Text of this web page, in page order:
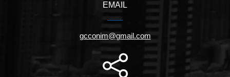
EMAIL
gcconim@gmail.com